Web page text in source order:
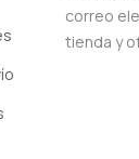
correo
tienda y